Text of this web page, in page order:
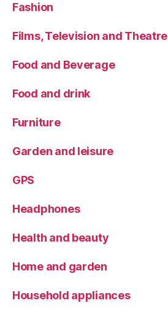
Fashion
Films, Television and Theatre
Food and Beverage
Food and drink
Furniture
Garden and leisure
GPS
Headphones
Health and beauty
Home and garden
Household appliances